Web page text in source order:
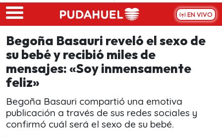
Skip to main content
EN VIVO
Begoña Basauri reveló el sexo de
su bebé y recibió miles de
mensajes: «Soy inmensamente
feliz»
Begoña Basauri compartió una emotiva
publicación a través de sus redes sociales y
confirmó cuál será el sexo de su bebé.